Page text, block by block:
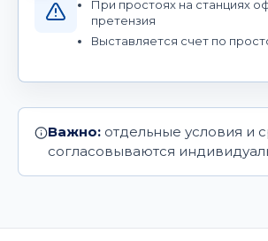
При простоях на станциях
претензия
Выставляется счет по
Важно: отдельные условия и
согласовываются